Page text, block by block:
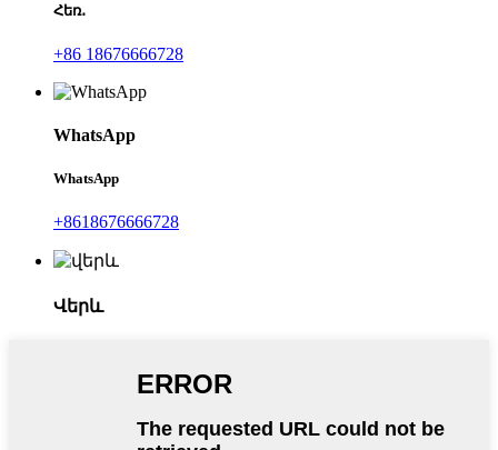
Հեռ․
+86 18676666728
WhatsApp
WhatsApp
+8618676666728
Վերև